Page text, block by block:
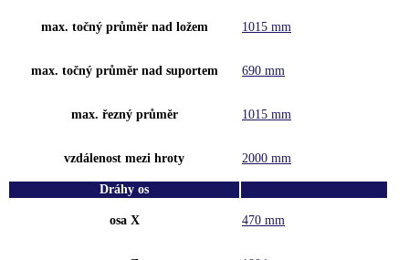
max. točný průměr nad ložem 1015 mm
max. točný průměr nad suportem 690 mm
max. řezný průměr 1015 mm
vzdálenost mezi hroty 2000 mm
Dráhy os
osa X 470 mm